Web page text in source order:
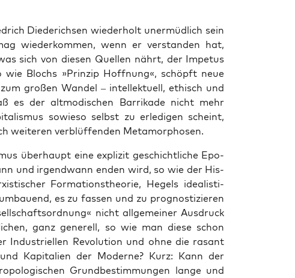
Diede­rich­sen wie­der­holt uner­müd­lich sein
wie­der­kom­men, wenn er ver­stan­den hat,
sich von die­sen Quel­len nährt, der Impe­tus
wie Blochs »Prin­zip Hoff­nung«, schöpft neue
gro­ßen Wan­del – intel­lek­tu­ell, ethisch und
es der alt­mo­di­schen Bar­ri­ka­de nicht mehr
sowie­so selbst zu erle­di­gen scheint,
wei­te­ren ver­blüf­fen­den Metamorphosen.
über­haupt eine expli­zit geschicht­li­che Epo­
und irgend­wann enden wird, so wie der His­
For­ma­ti­ons­theo­rie, Hegels idea­lis­ti­
es zu fas­sen und zu pro­gnos­ti­zie­ren
nicht all­ge­mei­ner Aus­druck
ganz gene­rell, so wie man die­se schon
Indus­tri­el­len Revo­lu­ti­on und ohne die rasant
Kapi­ta­li­en der Moder­ne? Kurz: Kann der
Grund­be­stim­mun­gen lan­ge und